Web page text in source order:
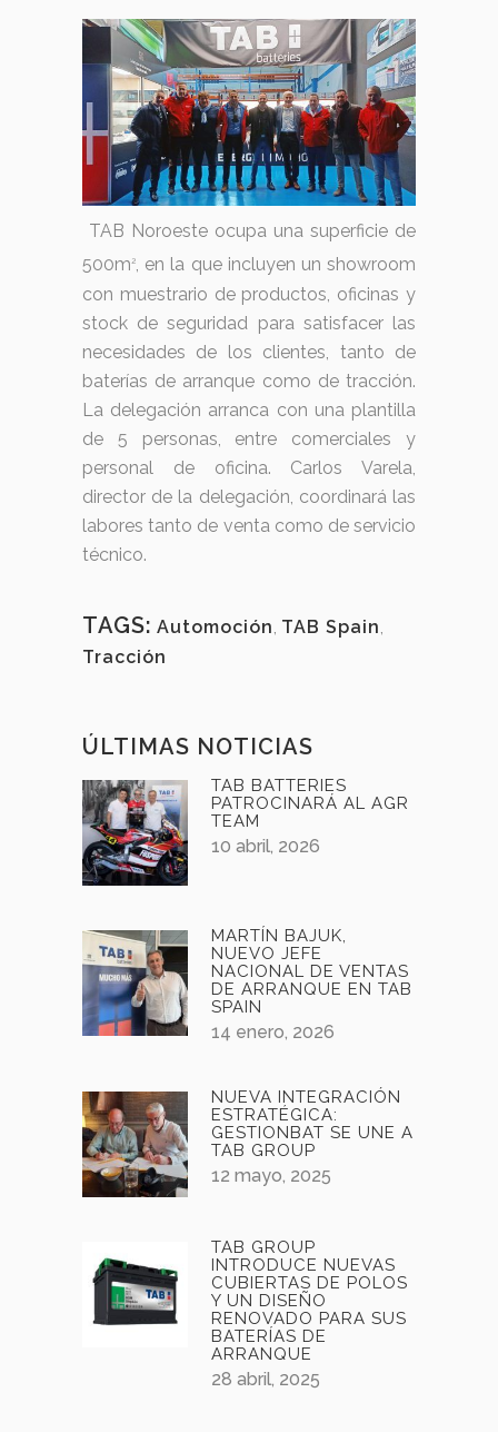
TAB Noroeste ocupa una superficie de
500m2, en la que incluyen un showroom
con muestrario de productos, oficinas y
stock de seguridad para satisfacer las
necesidades de los clientes, tanto de
baterías de arranque como de tracción.
La delegación arranca con una plantilla
de 5 personas, entre comerciales y
personal de oficina. Carlos Varela,
director de la delegación, coordinará las
labores tanto de venta como de servicio
técnico.
TAGS: Automoción TAB Spain
Tracción
ÚLTIMAS NOTICIAS
TAB BATTERIES
PATROCINARÁ AL AGR
TEAM
10 abril, 2026
MARTÍN BAJUK,
NUEVO JEFE
NACIONAL DE VENTAS
DE ARRANQUE EN TAB
SPAIN
14 enero, 2026
NUEVA INTEGRACIÓN
ESTRATÉGICA:
GESTIONBAT SE UNE A
TAB GROUP
12 mayo, 2025
TAB GROUP
INTRODUCE NUEVAS
CUBIERTAS DE POLOS
Y UN DISEÑO
RENOVADO PARA SUS
BATERÍAS DE
ARRANQUE
28 abril, 2025